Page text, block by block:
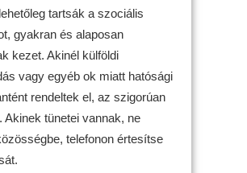
tartsák a szociális
gyakran és alaposan
kezet. Akinél külföldi
vagy egyéb ok miatt hatósági
rendeltek el, az szigorúan
Akinek tünetei vannak, ne
telefonon értesítse